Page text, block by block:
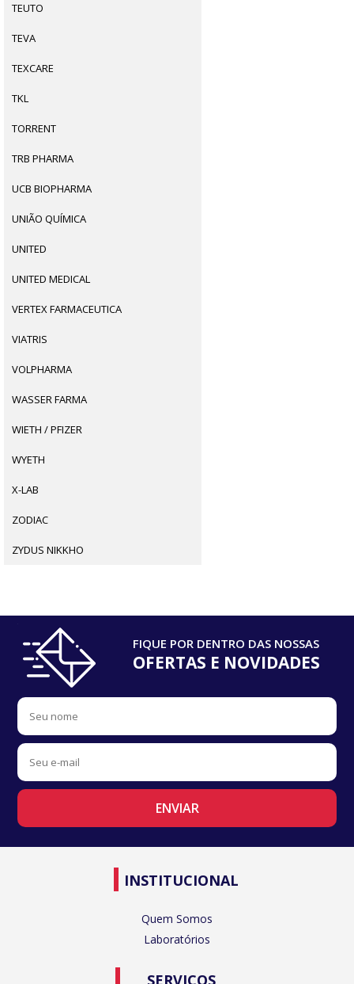
TEUTO
TEVA
TEXCARE
TKL
TORRENT
TRB PHARMA
UCB BIOPHARMA
UNIÃO QUÍMICA
UNITED
UNITED MEDICAL
VERTEX FARMACEUTICA
VIATRIS
VOLPHARMA
WASSER FARMA
WIETH / PFIZER
WYETH
X-LAB
ZODIAC
ZYDUS NIKKHO
FIQUE POR DENTRO DAS NOSSAS
OFERTAS E NOVIDADES
INSTITUCIONAL
Quem Somos
Laboratórios